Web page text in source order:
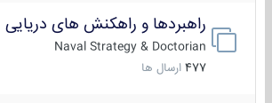
راهبردها و راهکنش های دریایی
Naval Strategy & Doctorian
477 ارسال ها